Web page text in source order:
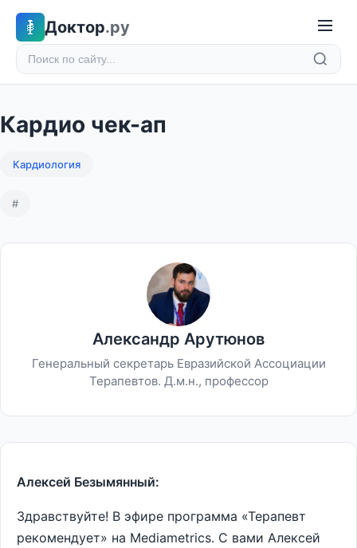
Доктор.ру
Кардио чек-ап
Кардиология
#
Александр Арутюнов
Генеральный секретарь Евразийской Ассоциации
Терапевтов. Д.м.н., профессор
Алексей Безымянный:
Здравствуйте! В эфире программа «Терапевт
рекомендует» на Mediametrics. С вами Алексей